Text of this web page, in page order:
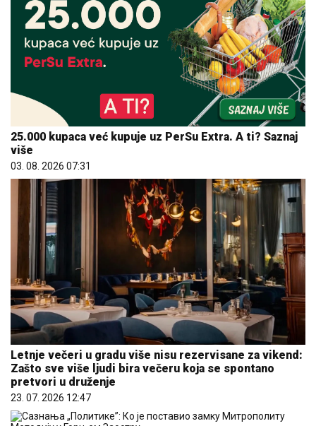
25.000 kupaca već kupuje uz PerSu Extra. A ti? Saznaj
više
03. 08. 2026 07:31
Letnje večeri u gradu više nisu rezervisane za vikend:
Zašto sve više ljudi bira večeru koja se spontano
pretvori u druženje
23. 07. 2026 12:47